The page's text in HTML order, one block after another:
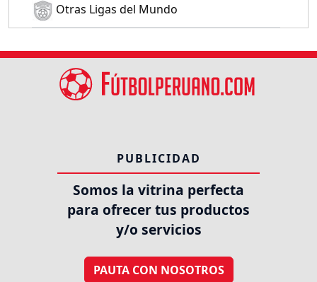
Otras Ligas del Mundo
PUBLICIDAD
Somos la vitrina perfecta
para ofrecer tus productos
y/o servicios
PAUTA CON NOSOTROS